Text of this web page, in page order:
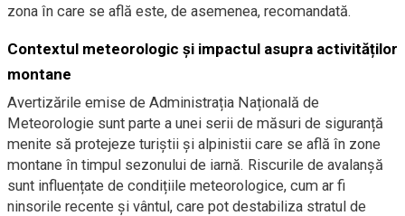
zona în care se află este, de asemenea, recomandată.
Contextul meteorologic și impactul asupra activităților
montane
Avertizările emise de Administrația Națională de
Meteorologie sunt parte a unei serii de măsuri de siguranță
menite să protejeze turiștii și alpinistii care se află în zone
montane în timpul sezonului de iarnă. Riscurile de avalanșă
sunt influențate de condițiile meteorologice, cum ar fi
ninsorile recente și vântul, care pot destabiliza stratul de